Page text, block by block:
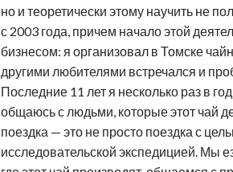
но и теоретически этому научить не
с 2003 года, причем начало этой
бизнесом: я организовал в Томске
другими любителями встречался и
Последние 11 лет я несколько раз в
общаюсь с людьми, которые этот чай
поездка — это не просто поездка с
исследовательской экспедицией. Мы